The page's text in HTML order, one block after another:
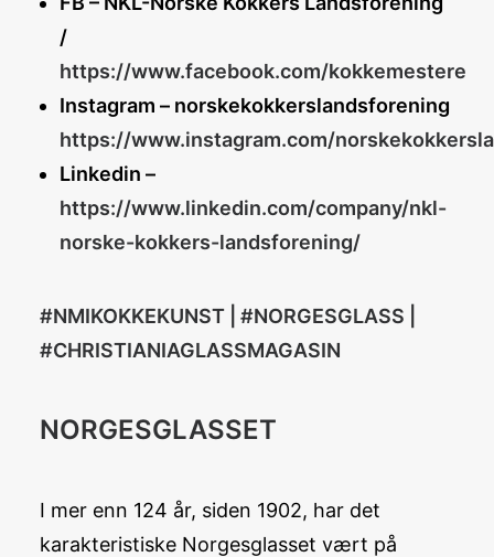
/
https://www.facebook.com/kokkemestere
Instagram – norskekokkerslandsforening
https://www.instagram.com/
Linkedin –
https://www.linkedin.com/company/nkl-
norske-kokkers-landsforening/
#NMIKOKKEKUNST | #NORGESGLASS |
#CHRISTIANIAGLASSMAGASIN
NORGESGLASSET
I mer enn 124 år, siden 1902, har det
karakteristiske Norgesglasset vært på